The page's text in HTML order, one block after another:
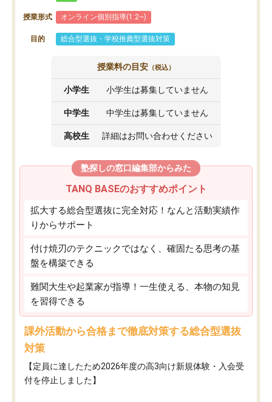
授業形式 オンライン個別指導(1:2~)
目的 総合型選抜・学校推薦型選抜対策
授業料の目安 （税込）
小学生 小学生は募集していません
中学生 中学生は募集していません
高校生 詳細はお問い合わせください
塾探しの窓口編集部からみた
TANQ BASEのおすすめポイント
拡大する総合型選抜に完全対応！なんと活動実績作
りからサポート
付け焼刃のテクニックではなく、確固たる思考の基
盤を構築できる
難関大生や起業家が指導！一生使える、本物の知見
を習得できる
課外活動から合格まで徹底対策する総合型選抜
対策
【定員に達したため2026年度の高3向け新規体験・入会受
付を停止しました】